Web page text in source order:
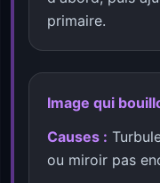
primaire.
Image qui
Causes :
ou miroir pas